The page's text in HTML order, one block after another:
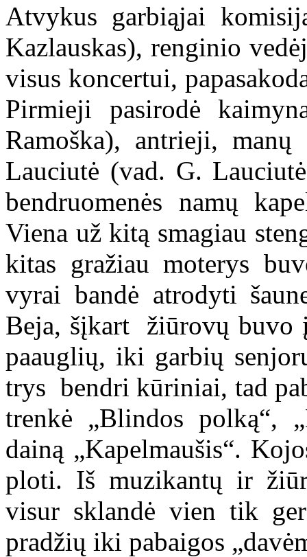
Atvykus garbiąjai
Kazlauskas), renginio
visus koncertui,
Pirmieji pasirodė
Ramoška), antrieji,
Lauciutė (vad. G.
bendruomenės namų
Viena už kitą smagiau
kitas gražiau moterys
vyrai bandė atrodyti
Beja, šįkart žiūrovų buvo
paauglių, iki garbių
trys bendri kūriniai, tad
trenkė „Blindos polką“,
dainą „Kapelmaušis“.
ploti. Iš muzikantų ir
visur sklandė vien tik
pradžių iki pabaigos